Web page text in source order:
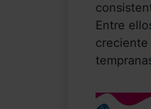
Entre
creciente